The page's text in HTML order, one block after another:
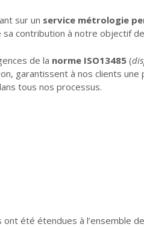
sur un service métrologie
contribution à notre objectif
de la norme ISO13485 (
garantissent à nos clients une
tous nos processus.
été étendues à l’ensemble